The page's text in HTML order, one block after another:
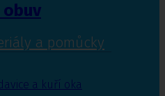
obuv
a pomůcky
a kuří oka